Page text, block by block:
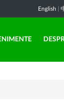
English